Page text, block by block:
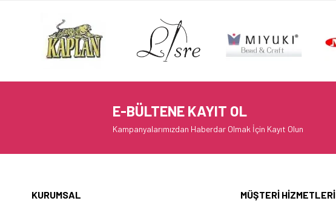
E-BÜLTENE KAYIT OL
Kampanyalarımızdan Haberdar Olmak İçin Kayıt Olun
KURUMSAL MÜŞTERİ HİZMETLERİ